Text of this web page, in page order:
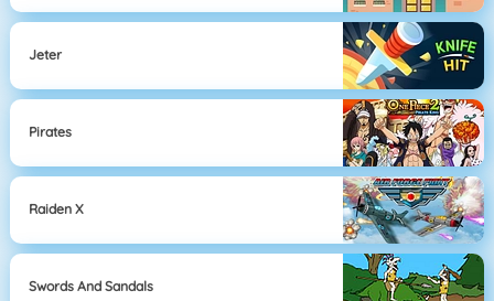
Jeter
Pirates
Raiden X
Swords And Sandals